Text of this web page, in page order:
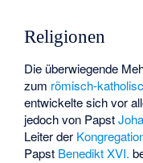
Religionen
Die überwiegende
zum römisch-
entwickelte sich vor
jedoch von Papst
Leiter der
Papst Benedikt XVI.